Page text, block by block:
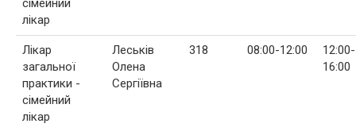
сімейний
лікар
Лікар
загальної
практики -
сімейний
лікар
Леськів
Олена
Сергіївна
318 08:00-12:00
12:00-
16:00